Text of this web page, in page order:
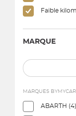
Faible
MARQUE
MARQUES BYMYCAR
ABARTH (4)